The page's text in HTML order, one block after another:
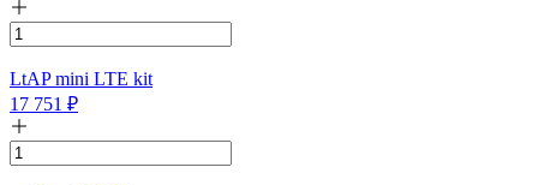
LtAP mini LTE kit
17 751 ₽